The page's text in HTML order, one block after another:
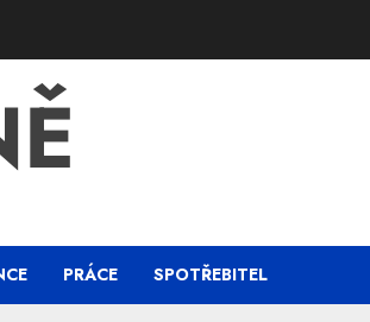
PRÁCE SPOTŘEBITEL